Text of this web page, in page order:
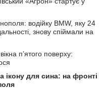
водійку BMW, яку 24
знову спіймали на
п’ятого поверху:
для сина: на фронті